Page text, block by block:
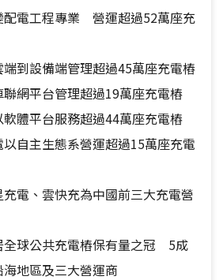
配電工程專業 營運超過52萬座充
到設備端管理超過45萬座充電樁
網平台管理超過19萬座充電樁
體平台服務超過44萬座充電樁
自主生態系營運超過15萬座充電
電、雲快充為中國前三大充電營
全球公共充電樁保有量之冠 5成
地區及三大營運商